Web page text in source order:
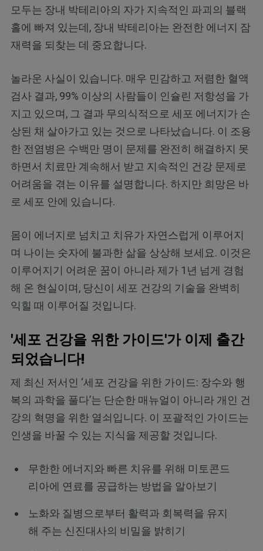
모두는 장내 박테리아의 자가 지속적인 파괴의 블랙
홀에 빠져 있는데, 장내 박테리아는 완전한 에너지 잠
재력을 되찾는 데 중요합니다.
놀라운 사실이 있습니다. 매우 민감하고 저렴한 혈액
검사 결과, 99% 이상의 사람들이 인슐린 저항성을 가
지고 있으며, 그 결과 무의식적으로 세포 에너지가 손
상된 채 살아가고 있는 것으로 나타났습니다. 이 조용
한 전염병은 수백만 명이 문제를 완전히 해결하지 못
하면서 치료만 계속해서 받고 지속적인 건강 문제로
어려움을 겪는 이유를 설명합니다. 하지만 희망은 바
로 세포 안에 있습니다.
몸이 에너지로 넘치고 치유가 자연스럽게 이루어지
며 나이는 숫자에 불과한 삶을 상상해 보세요. 이것은
이루어지기 어려운 꿈이 아니라 제가 1년 넘게 경험
해 온 현실이며, 당신이 세포 건강의 기술을 완벽히
익힐 때 이루어질 것입니다.
'세포 건강을 위한 가이드'가 이제 출간
되었습니다!
제 최신 저서인 ‘세포 건강을 위한 가이드: 장수와 행
복의 과학을 풀다’는 단순한 매뉴얼이 아니라 개인 건
강의 혁명을 위한 열쇠입니다. 이 포괄적인 가이드는
인생을 바꿀 수 있는 지식을 제공할 것입니다.
무한한 에너지와 빠른 치유를 위해 미토콘드
리아에 연료를 공급하는 방법을 알아보기
노화와 질병으로부터 활력과 회복력을 유지
해 주는 신진대사의 비밀을 밝히기